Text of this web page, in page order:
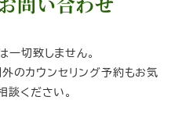
一切致しません。
のカウンセリング予約もお気
談ください。